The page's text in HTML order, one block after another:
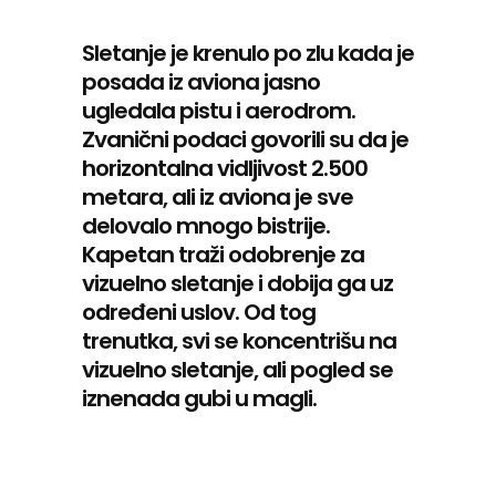
Sletanje je krenulo po zlu kada je
posada iz aviona jasno
ugledala pistu i aerodrom.
Zvanični podaci govorili su da je
horizontalna vidljivost 2.500
metara, ali iz aviona je sve
delovalo mnogo bistrije.
Kapetan traži odobrenje za
vizuelno sletanje i dobija ga uz
određeni uslov. Od tog
trenutka, svi se koncentrišu na
vizuelno sletanje, ali pogled se
iznenada gubi u magli.